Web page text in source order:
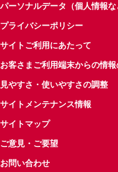
パーソナルデータ（個人情報
プライバシーポリシー
サイトご利用にあたって
お客さまご利用端末からの情
見やすさ・使いやすさの調整
サイトメンテナンス情報
サイトマップ
ご意見・ご要望
お問い合わせ